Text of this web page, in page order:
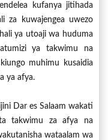
kufanya jitihada
za kuwajengea uwezo
ya utoaji wa huduma
ya takwimu na
muhimu kusaidia
ya afya.
Dar es Salaam wakati
takwimu za afya na
wataalam wa